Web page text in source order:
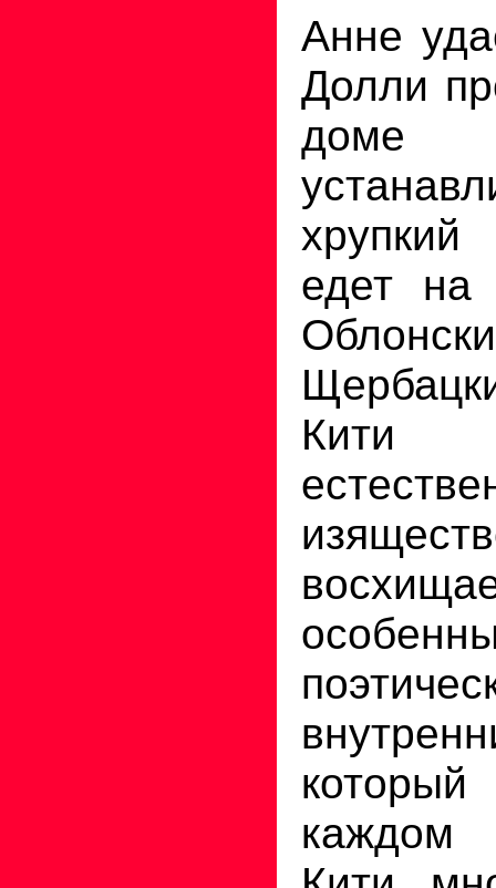
Анне
Долли
доме
едет на
Кити
каждом